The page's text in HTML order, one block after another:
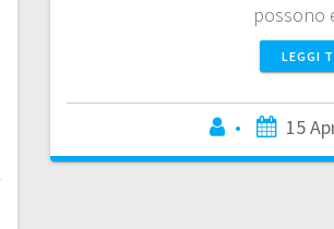
possono
LEGGI
• 15